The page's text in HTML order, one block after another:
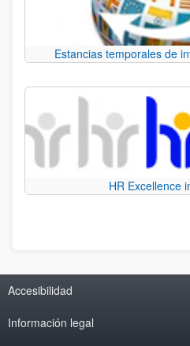
Estancias temporales de
HR Excellence
Accesibilidad
Información legal